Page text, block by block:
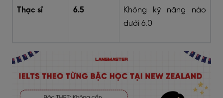
Thạc sĩ 6.5
Không kỹ năng nào
dưới 6.0